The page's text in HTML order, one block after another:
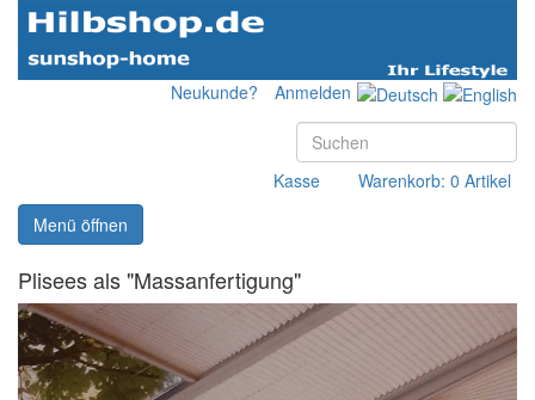
Neukunde? Anmelden
Kasse
Warenkorb: 0 Artikel
Menü öffnen
Plisees als "Massanfertigung"